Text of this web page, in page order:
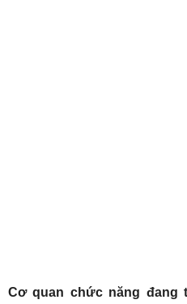
Cơ quan chức năng đang